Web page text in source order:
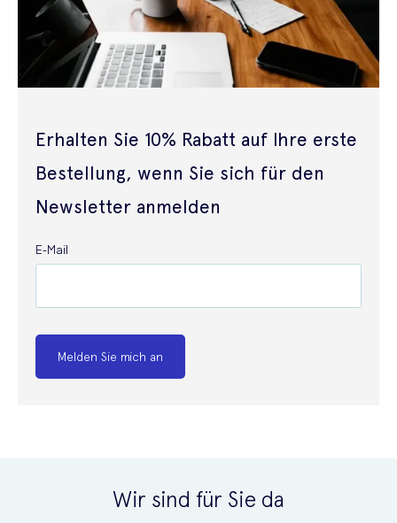
Erhalten Sie 10% Rabatt auf Ihre erste
Bestellung, wenn Sie sich für den
Newsletter anmelden
E-Mail
Melden Sie mich an
Wir sind für Sie da